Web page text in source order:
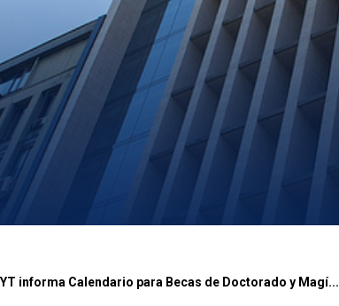
informa Calendario para Becas de Doctorado y Magí...